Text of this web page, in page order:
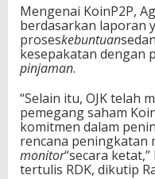
Mengenai KoinP2P,
berdasarkan laporan
proseskebuntuan
kesepakatan dengan
pinjaman.
“Selain itu, OJK telah
pemegang saham
komitmen dalam
rencana peningkatan
monitor“secara
tertulis RDK, dikutip